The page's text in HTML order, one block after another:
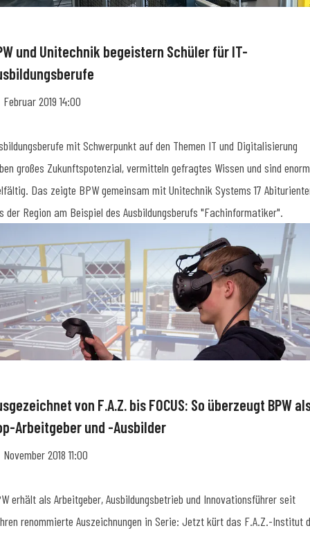
und Unitechnik begeistern Schüler für IT-
Februar 2019 14:00
mit Schwerpunkt auf den Themen IT und Digitalisierung
großes Zukunftspotenzial, vermitteln gefragtes Wissen und sind enorm
Das zeigte BPW gemeinsam mit Unitechnik Systems 17
der Region am Beispiel des Ausbildungsberufs "Fachinformatiker".
von F.A.Z. bis FOCUS: So überzeugt BPW
Arbeitgeber und -Ausbilder
November 2018 11:00
erhält als Arbeitgeber, Ausbildungsbetrieb und Innovationsführer seit
renommierte Auszeichnungen in Serie: Jetzt kürt das F.A.Z.-Institut